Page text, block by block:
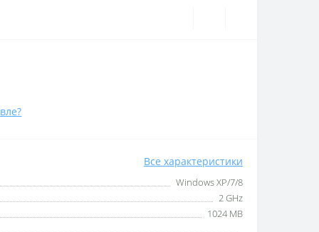
Все характеристики
Windows XP/7/8
2 GHz
1024 MB